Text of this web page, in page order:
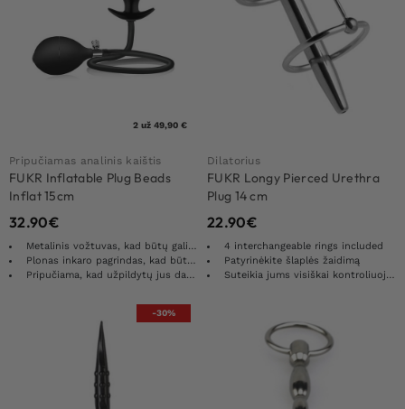
2 už 49,90 €
Pripučiamas analinis kaištis
FUKR Inflatable Plug Beads
Inflat 15cm
32.90€
Metalinis vožtuvas, kad būtų galima greitai ar švelniai ištuštinti
Plonas inkaro pagrindas, kad būtų padidintas komfortas
Pripučiama, kad užpildytų jus dar daugiau
Dilatorius
FUKR Longy Pierced Urethra
Plug 14 cm
22.90€
4 interchangeable rings included
Patyrinėkite šlaplės žaidimą
Suteikia jums visiškai kontroliuojamą malonumą
-30%